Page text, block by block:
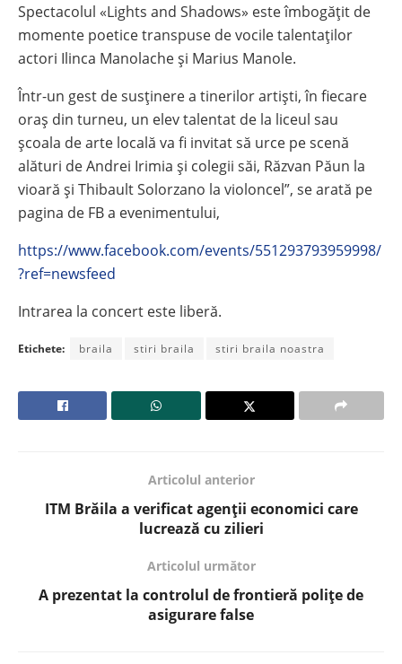
Spectacolul «Lights and Shadows» este îmbogățit de
momente poetice transpuse de vocile talentaților
actori Ilinca Manolache și Marius Manole.
Într-un gest de susținere a tinerilor artiști, în fiecare
oraș din turneu, un elev talentat de la liceul sau
școala de arte locală va fi invitat să urce pe scenă
alături de Andrei Irimia și colegii săi, Răzvan Păun la
vioară și Thibault Solorzano la violoncel”, se arată pe
pagina de FB a evenimentului,
https://www.facebook.com/events/551293793959998/
?ref=newsfeed
Intrarea la concert este liberă.
Etichete: braila stiri braila stiri braila noastra
Articolul anterior
ITM Brăila a verificat agenții economici care
lucrează cu zilieri
Articolul următor
A prezentat la controlul de frontieră polițe de
asigurare false